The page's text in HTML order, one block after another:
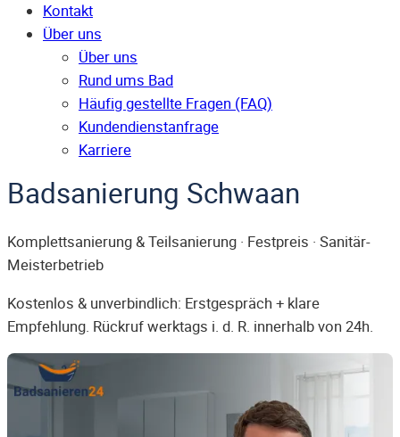
Kontakt
Über uns
Über uns
Rund ums Bad
Häufig gestellte Fragen (FAQ)
Kunden­dienst­anfrage
Karriere
Badsanierung Schwaan
Komplettsanierung & Teilsanierung · Festpreis · Sanitär-
Meisterbetrieb
Kostenlos & unverbindlich: Erstgespräch + klare
Empfehlung. Rückruf werktags i. d. R. innerhalb von 24h.